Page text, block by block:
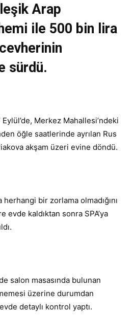
Arap
ile 500 bin lira
sürdü.
Eylül’de, Merkez Mahallesi’ndeki
öğle saatlerinde ayrılan Rus
akşam üzeri evine döndü.
herhangi bir zorlama olmadığını
evde kaldıktan sonra SPA’ya
salon masasında bulunan
üzerine durumdan
detaylı kontrol yaptı.